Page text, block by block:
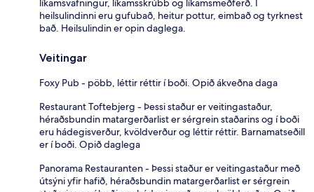
líkamsvafningur, líkamsskrúbb og líkamsmeðferð. Í
heilsulindinni eru gufubað, heitur pottur, eimbað og tyrknest
bað. Heilsulindin er opin daglega.
Veitingar
Foxy Pub - pöbb, léttir réttir í boði. Opið ákveðna daga
Restaurant Toftebjerg - Þessi staður er veitingastaður,
héraðsbundin matargerðarlist er sérgrein staðarins og í boði
eru hádegisverður, kvöldverður og léttir réttir. Barnamatseðill
er í boði. Opið daglega
Panorama Restauranten - Þessi staður er veitingastaður með
útsýni yfir hafið, héraðsbundin matargerðarlist er sérgrein